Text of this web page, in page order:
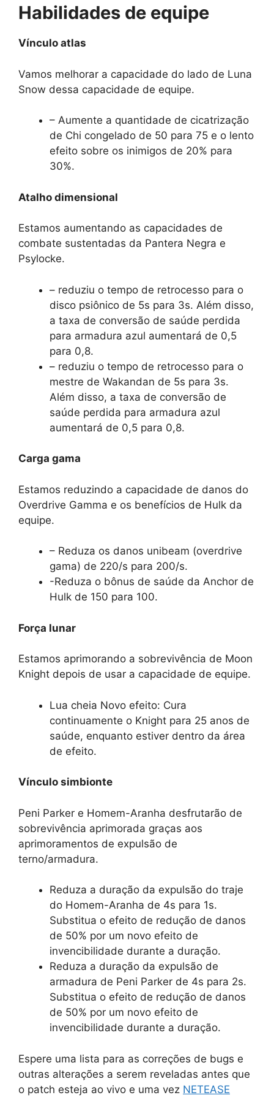
Habilidades de equipe
Vínculo atlas
Vamos melhorar a capacidade do lado de Luna
Snow dessa capacidade de equipe.
– Aumente a quantidade de cicatrização
de Chi congelado de 50 para 75 e o lento
efeito sobre os inimigos de 20% para
30%.
Atalho dimensional
Estamos aumentando as capacidades de
combate sustentadas da Pantera Negra e
Psylocke.
– reduziu o tempo de retrocesso para o
disco psiônico de 5s para 3s. Além disso,
a taxa de conversão de saúde perdida
para armadura azul aumentará de 0,5
para 0,8.
– reduziu o tempo de retrocesso para o
mestre de Wakandan de 5s para 3s.
Além disso, a taxa de conversão de
saúde perdida para armadura azul
aumentará de 0,5 para 0,8.
Carga gama
Estamos reduzindo a capacidade de danos do
Overdrive Gamma e os benefícios de Hulk da
equipe.
– Reduza os danos unibeam (overdrive
gama) de 220/s para 200/s.
-Reduza o bônus de saúde da Anchor de
Hulk de 150 para 100.
Força lunar
Estamos aprimorando a sobrevivência de Moon
Knight depois de usar a capacidade de equipe.
Lua cheia Novo efeito: Cura
continuamente o Knight para 25 anos de
saúde, enquanto estiver dentro da área
de efeito.
Vínculo simbionte
Peni Parker e Homem-Aranha desfrutarão de
sobrevivência aprimorada graças aos
aprimoramentos de expulsão de
terno/armadura.
Reduza a duração da expulsão do traje
do Homem-Aranha de 4s para 1s.
Substitua o efeito de redução de danos
de 50% por um novo efeito de
invencibilidade durante a duração.
Reduza a duração da expulsão de
armadura de Peni Parker de 4s para 2s.
Substitua o efeito de redução de danos
de 50% por um novo efeito de
invencibilidade durante a duração.
Espere uma lista para as correções de bugs e
outras alterações a serem reveladas antes que
o patch esteja ao vivo e uma vez NETEASE